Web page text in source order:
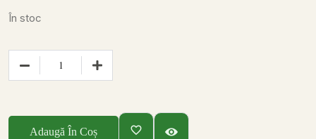
În stoc
Adaugă În Coș